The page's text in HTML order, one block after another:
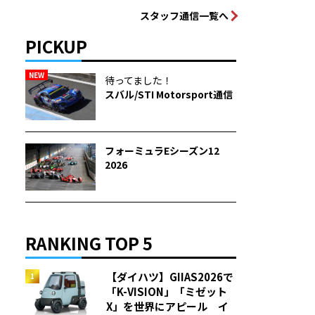
スタッフ通信一覧へ
PICKUP
NEW
待ってました！
スバル/STI Motorsport通信
フォーミュラEシーズン12
2026
RANKING TOP 5
【ダイハツ】GIIAS2026で
「K-VISION」「ミゼット
X」を世界にアピール イ